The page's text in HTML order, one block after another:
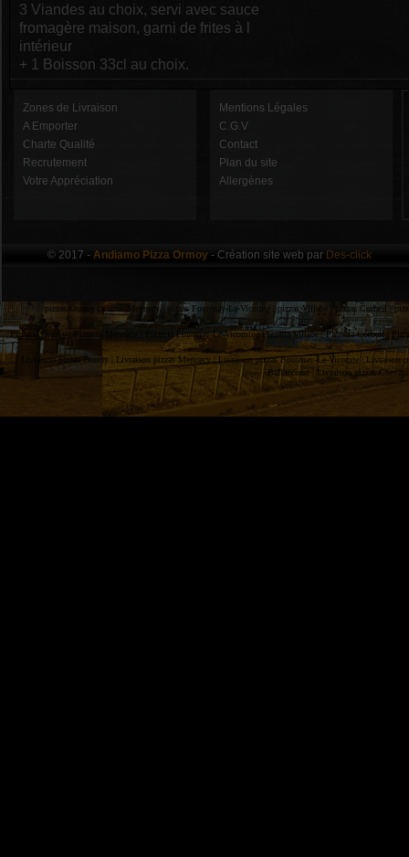
3 Viandes au choix, servi avec sauce
fromagère maison, garni de frites à l
intérieur
+ 1 Boisson 33cl au choix.
Zones de Livraison
A Emporter
Charte Qualité
Recrutement
Votre Appréciation
Mentions Légales
C.G.V
Contact
Plan du site
Allergènes
© 2017 - Andiamo Pizza Ormoy - Création site web par Des-click
pizzas Ormoy | pizzas Mennecy | pizzas Fontenay-Le-Vicomte | pizzas Villabe | pizzas Corbeil |
Pizzeria Ormoy | Pizzeria Mennecy | Pizzeria Fontenay-Le-Vicomte |Pizzeria Villabe |Pizzeria Corbeil |
Livraison pizzas Ormoy | Livraison pizzas Mennecy |Livraison pizzas Fontenay-Le-Vicomte | Livraison
Ballancourt | Livraison pizzas